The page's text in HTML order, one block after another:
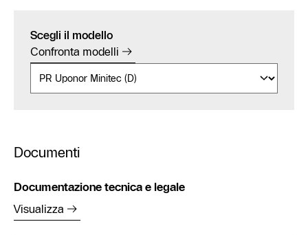
Scegli il modello
Confronta modelli
Documenti
Documentazione tecnica e legale
Visualizza